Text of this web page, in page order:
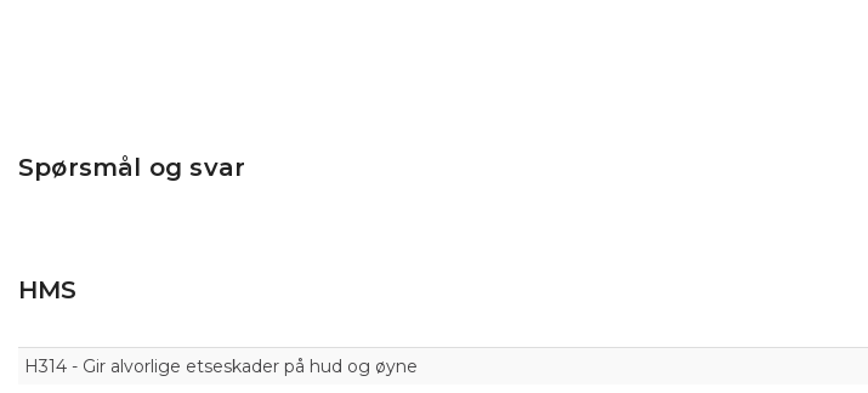
Spørsmål og svar
HMS
H314 - Gir alvorlige etseskader på hud og øyne